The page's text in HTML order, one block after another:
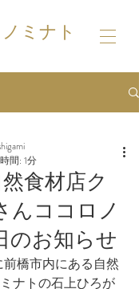
ミナト
食材店ク
んココロノ
のお知らせ
間: 1分
橋市内にある自然
ナトの石上ひろが